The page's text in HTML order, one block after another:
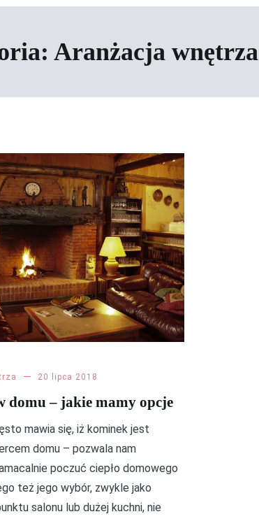
Aranżacja wnętrza
20 lipca 2018
domu – jakie mamy opcje
mawia się, iż kominek jest
domu – pozwala nam
poczuć ciepło domowego
też jego wybór, zwykle jako
salonu lub dużej kuchni, nie